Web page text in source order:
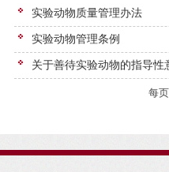
实验动物质量管理办法
实验动物管理条例
关于善待实验动物的指导性
每